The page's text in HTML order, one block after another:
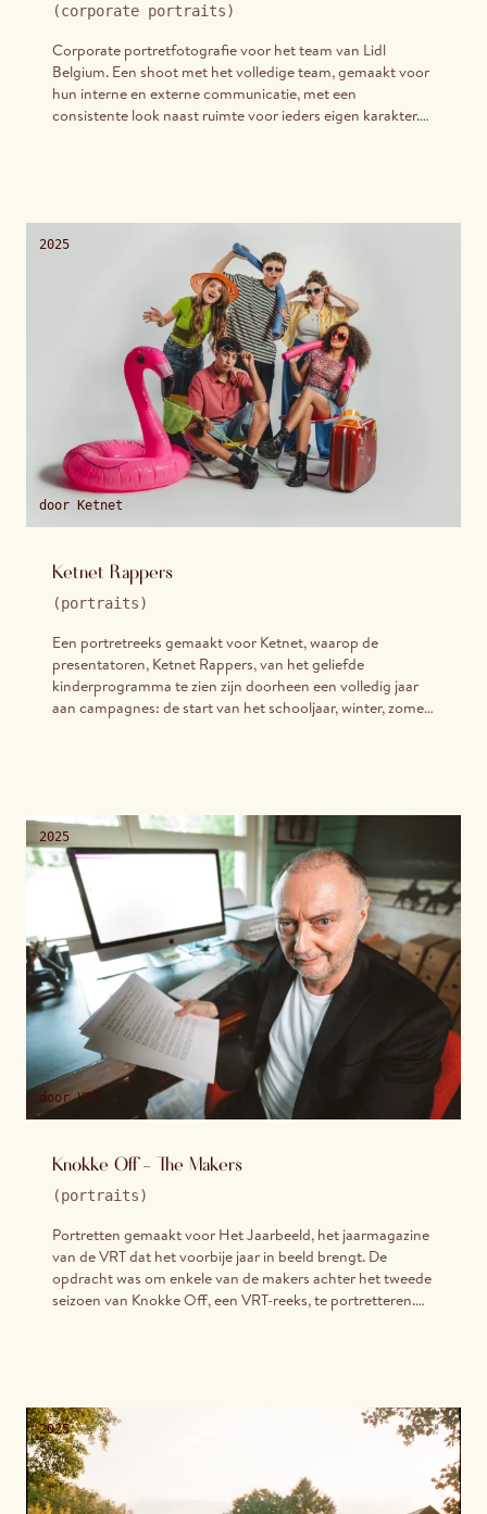
(corporate portraits)
Corporate portretfotografie voor het team van Lidl
Belgium. Een shoot met het volledige team, gemaakt voor
hun interne en externe communicatie, met een
consistente look naast ruimte voor ieders eigen karakter.
2025
door Ketnet
Ketnet Rappers
(portraits)
Een portretreeks gemaakt voor Ketnet, waarop de
presentatoren, Ketnet Rappers, van het geliefde
kinderprogramma te zien zijn doorheen een volledig jaar
aan campagnes: de start van het schooljaar, winter, zomer,
2025
door VRT
Knokke Off - The Makers
(portraits)
Portretten gemaakt voor Het Jaarbeeld, het jaarmagazine
van de VRT dat het voorbije jaar in beeld brengt. De
opdracht was om enkele van de makers achter het tweede
seizoen van Knokke Off, een VRT-reeks, te portretteren.
2025